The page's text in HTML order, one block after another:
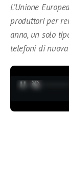
L’Unione
produttori per
anno, un solo
telefoni di